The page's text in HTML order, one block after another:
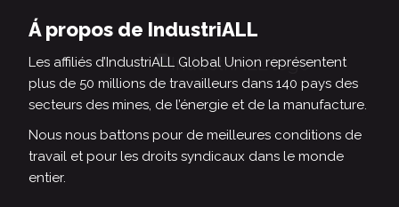
Á propos de IndustriALL
Les affiliés d’IndustriALL Global Union représentent
plus de 50 millions de travailleurs dans 140 pays des
secteurs des mines, de l’énergie et de la manufacture.
Nous nous battons pour de meilleures conditions de
travail et pour les droits syndicaux dans le monde
entier.